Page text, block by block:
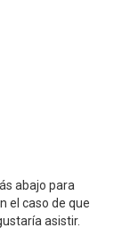
abajo para
el caso de que
asistir.